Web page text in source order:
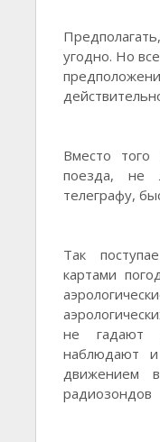
угодно. Но
Вместо того
поезда, не
телеграфу,
Так
картами
не гадают
наблюдают
движением
радиозондов